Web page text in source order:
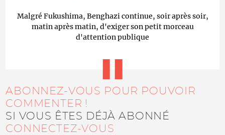
Malgré Fukushima, Benghazi continue, soir après soir,
matin après matin, d'exiger son petit morceau
d'attention publique
ABONNEZ-VOUS POUR POUVOIR
COMMENTER !
SI VOUS ÊTES DÉJÀ ABONNÉ
CONNECTEZ-VOUS